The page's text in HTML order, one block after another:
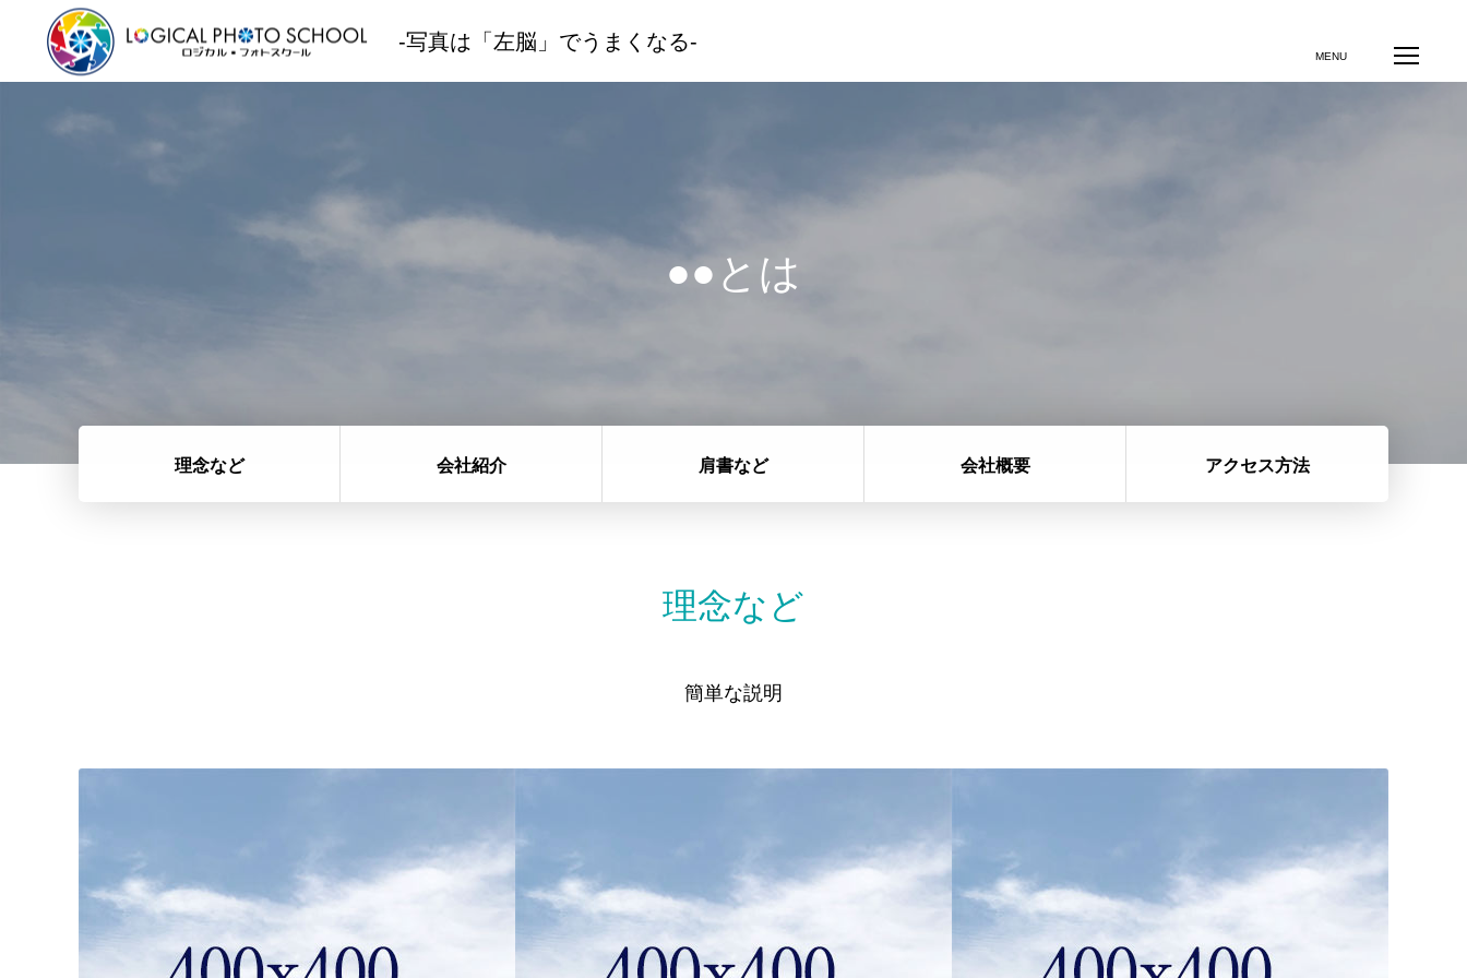
-写真は「左脳」でうまくなる-
TOP コース案内 受講生の声 講師紹介
●●とは
理念など 会社紹介 肩書など 会社概要 アクセス方法
理念など
簡単な説明
MENU